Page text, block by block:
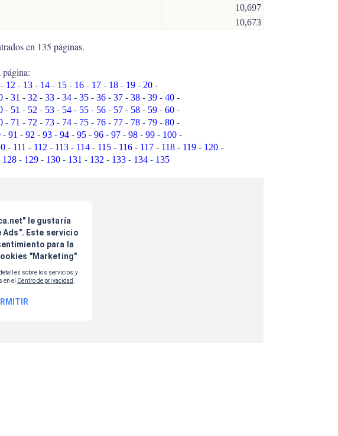
10,697
10,673
en 135 páginas.
página:
- 12 - 13 - 14 - 15 - 16 - 17 - 18 - 19 - 20 -
- 31 - 32 - 33- 34- 35- 36- 37- 38- 39- 40-
- 51 - 52 - 53- 54- 55- 56- 57- 58- 59- 60-
- 71 - 72 - 73- 74- 75- 76- 77- 78- 79- 80-
- 91 - 92 - 93- 94- 95- 96- 97- 98- 99- 100-
- 111 - 112 - 113 - 114 - 115 - 116 - 117 - 118 - 119 - 120 -
128- 129- 130- 131 - 132 - 133- 134- 135